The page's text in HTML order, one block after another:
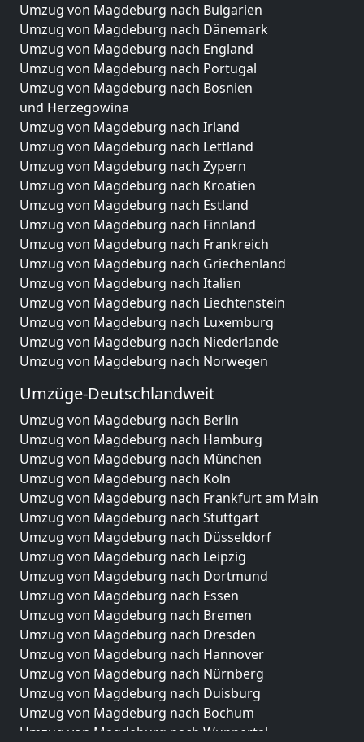
Umzug von Magdeburg nach Bulgarien
Umzug von Magdeburg nach Dänemark
Umzug von Magdeburg nach England
Umzug von Magdeburg nach Portugal
Umzug von Magdeburg nach Bosnien
und Herzegowina
Umzug von Magdeburg nach Irland
Umzug von Magdeburg nach Lettland
Umzug von Magdeburg nach Zypern
Umzug von Magdeburg nach Kroatien
Umzug von Magdeburg nach Estland
Umzug von Magdeburg nach Finnland
Umzug von Magdeburg nach Frankreich
Umzug von Magdeburg nach Griechenland
Umzug von Magdeburg nach Italien
Umzug von Magdeburg nach Liechtenstein
Umzug von Magdeburg nach Luxemburg
Umzug von Magdeburg nach Niederlande
Umzug von Magdeburg nach Norwegen
Umzüge-Deutschlandweit
Umzug von Magdeburg nach Berlin
Umzug von Magdeburg nach Hamburg
Umzug von Magdeburg nach München
Umzug von Magdeburg nach Köln
Umzug von Magdeburg nach Frankfurt am Main
Umzug von Magdeburg nach Stuttgart
Umzug von Magdeburg nach Düsseldorf
Umzug von Magdeburg nach Leipzig
Umzug von Magdeburg nach Dortmund
Umzug von Magdeburg nach Essen
Umzug von Magdeburg nach Bremen
Umzug von Magdeburg nach Dresden
Umzug von Magdeburg nach Hannover
Umzug von Magdeburg nach Nürnberg
Umzug von Magdeburg nach Duisburg
Umzug von Magdeburg nach Bochum
Umzug von Magdeburg nach Wuppertal